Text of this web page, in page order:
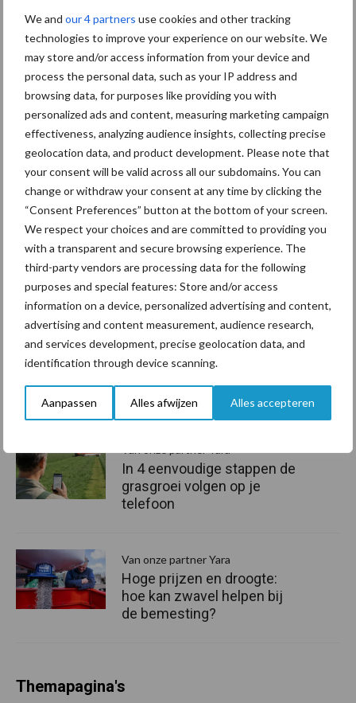
We and our 4 partners use cookies and other tracking
technologies to improve your experience on our website. We
may store and/or access information from your device and
process the personal data, such as your IP address and
browsing data, for purposes like providing you with
personalized ads and content, measuring marketing campaign
effectiveness, analyzing audience insights, collecting precise
geolocation data, and product development. Please note that
your consent will be valid across all our subdomains. You can
change or withdraw your consent at any time by clicking the
“Consent Preferences” button at the bottom of your screen.
We respect your choices and are committed to providing you
with a transparent and secure browsing experience. The
third-party vendors are processing data for the following
purposes and special features: Store and/or access
information on a device, personalized advertising and content,
advertising and content measurement, audience research,
and services development, precise geolocation data, and
identification through device scanning.
Aanpassen Alles afwijzen Alles accepteren
aan voedingsstoffen. De Europese Green Deal moedigt het
opschalen en bevorderen van circulaire bedrijfsmodellen aan en
vergroot het aandeel landbouwgrond in de Europese Unie dat
voor biologische landbouw wordt ingezet.
De circulaire economie speelt een belangrijke rol bij een
efficiënter gebruik van voedingsstoffen, een van de
kernexpertisegebieden van Yara. Door onze strategische
partnerschappen met afvalbeheer- en voedselbedrijven, en door
onze kennis over gewasvoeding te benutten, werkt Yara aan het
vinden van optimale manieren om voedingsstoffen te recyclen
die anders als afval zouden eindigen, en deze vervolgens te
verwerken tot organische meststoffen.
Aanbevolen voor jou!
Van onze partner Yara
Opbrengst mais wordt veel
In 4 eenvoudige stappen de
grasgroei volgen op je
telefoon
Van onze partner Yara
Hoge prijzen en droogte:
hoe kan zwavel helpen bij
de bemesting?
Themapagina's